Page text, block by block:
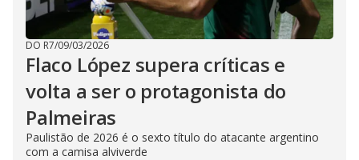
DO R7/09/03/2026
Flaco López supera críticas e
volta a ser o protagonista do
Palmeiras
Paulistão de 2026 é o sexto título do atacante argentino
com a camisa alviverde